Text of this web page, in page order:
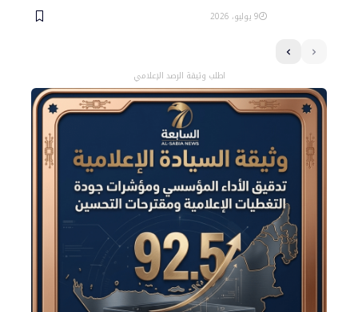
9 يوليو، 2026
اطلب وثيقة الرصد الإعلامي